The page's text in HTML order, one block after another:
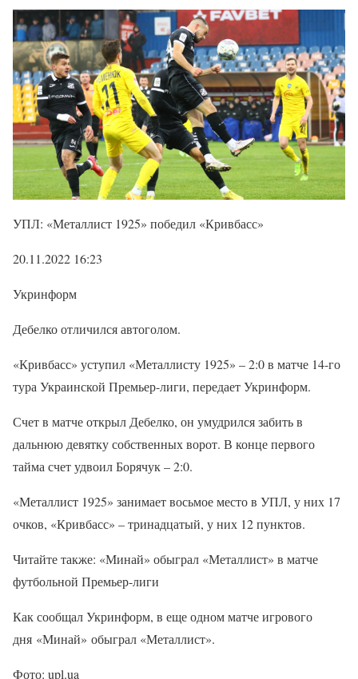
УПЛ: «Металлист 1925» победил «Кривбасс»
20.11.2022 16:23
Укринформ
Дебелко отличился автоголом.
«Кривбасс» уступил «Металлисту 1925» – 2:0 в матче 14-го
тура Украинской Премьер-лиги, передает Укринформ.
Счет в матче открыл Дебелко, он умудрился забить в
дальнюю девятку собственных ворот. В конце первого
тайма счет удвоил Борячук – 2:0.
«Металлист 1925» занимает восьмое место в УПЛ, у них 17
очков, «Кривбасс» – тринадцатый, у них 12 пунктов.
Читайте также: «Минай» обыграл «Металлист» в матче
футбольной Премьер-лиги
Как сообщал Укринформ, в еще одном матче игрового
дня «Минай» обыграл «Металлист».
Фото: upl.ua